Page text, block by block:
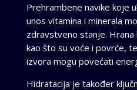
Prehrambene navike koje
unos vitamina i minerala
zdravstveno stanje.
kao što su voće i povrće,
izvora mogu povećati
Hidratacija je također